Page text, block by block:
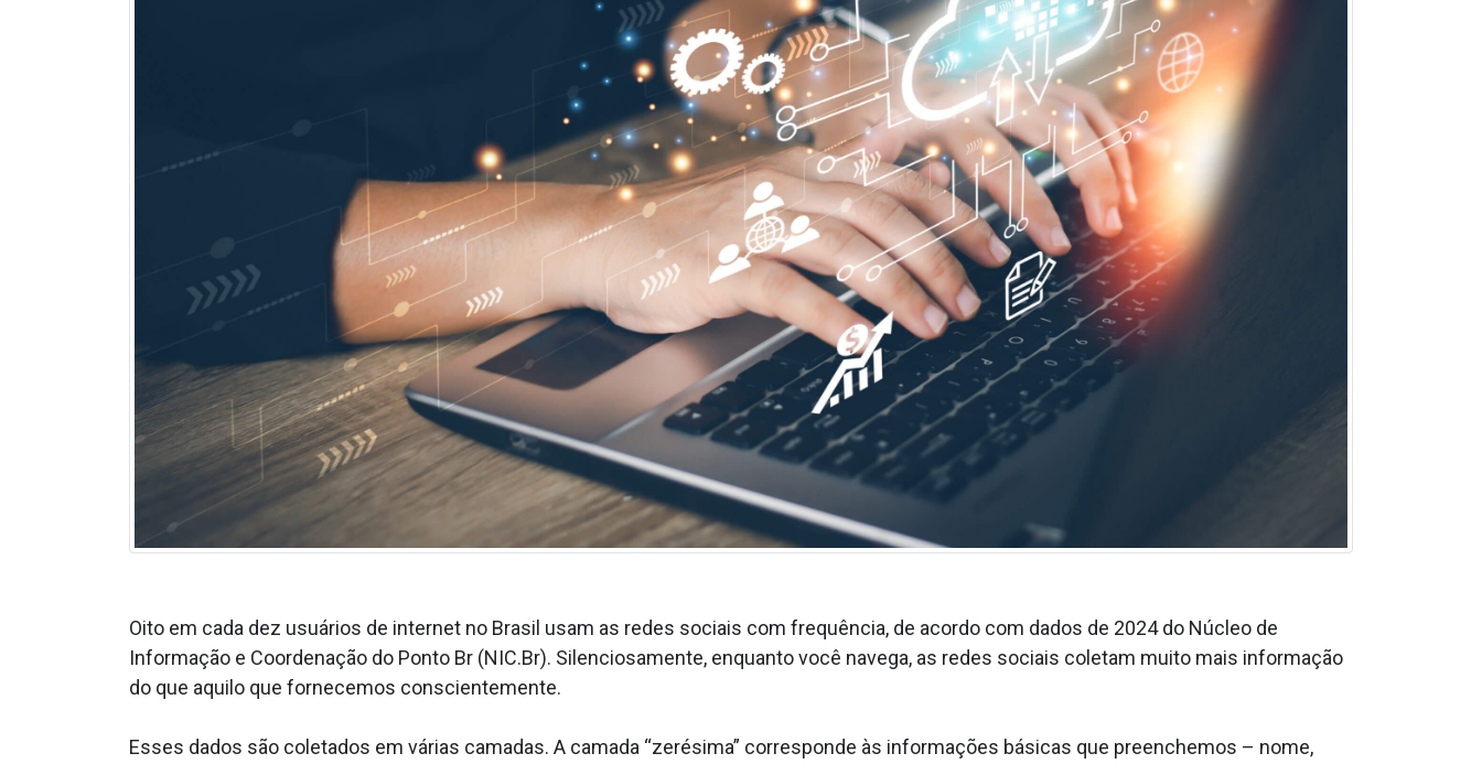
Oito em cada dez usuários de internet no Brasil usam as redes sociais com frequência, de acordo com dados de 2024 do Núcleo de
Informação e Coordenação do Ponto Br (NIC.Br). Silenciosamente, enquanto você navega, as redes sociais coletam muito mais informação
do que aquilo que fornecemos conscientemente.
Esses dados são coletados em várias camadas. A camada “zerésima” corresponde às informações básicas que preenchemos – nome,